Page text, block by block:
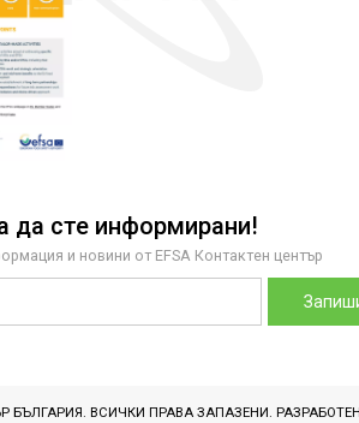
да сте информирани!
и новини от EFSA Контактен център
БЪЛГАРИЯ. ВСИЧКИ ПРАВА ЗАПАЗЕНИ.